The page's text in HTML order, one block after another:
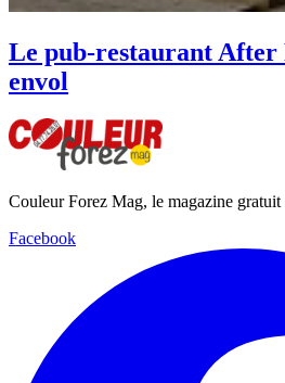
Le pub-restaurant After
envol
Couleur Forez Mag, le magazine gratuit
Facebook